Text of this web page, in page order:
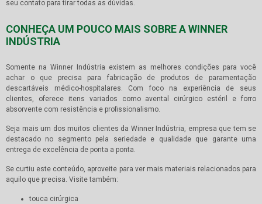
seu contato para tirar todas as dúvidas.
CONHEÇA UM POUCO MAIS SOBRE A WINNER
INDÚSTRIA
Somente na Winner Indústria existem as melhores condições para você
achar o que precisa para fabricação de produtos de paramentação
descartáveis médico-hospitalares. Com foco na experiência de seus
clientes, oferece itens variados como avental cirúrgico estéril e forro
absorvente com resistência e profissionalismo.
Seja mais um dos muitos clientes da Winner Indústria, empresa que tem se
destacado no segmento pela seriedade e qualidade que garante uma
entrega de excelência de ponta a ponta.
Se curtiu este conteúdo, aproveite para ver mais materiais relacionados para
aquilo que precisa. Visite também:
touca cirúrgica